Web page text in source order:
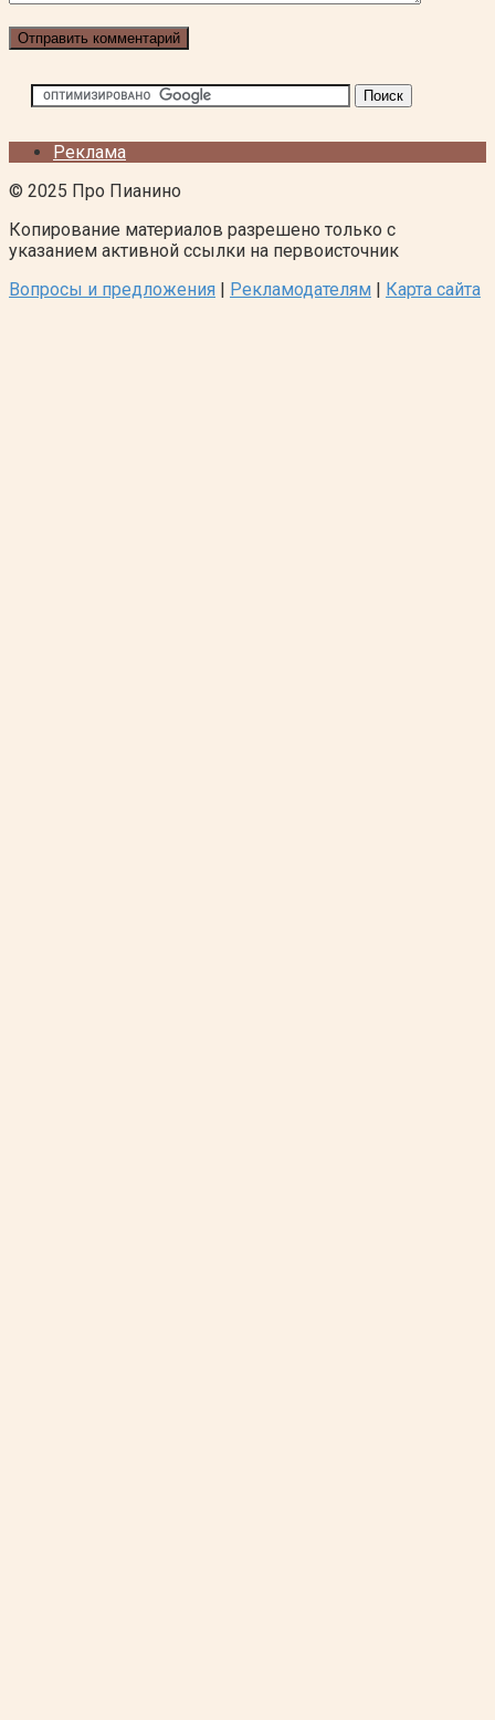
Реклама
© 2025 Про Пианино
Копирование материалов разрешено только с
указанием активной ссылки на первоисточник
Вопросы и предложения | Рекламодателям | Карта сайта